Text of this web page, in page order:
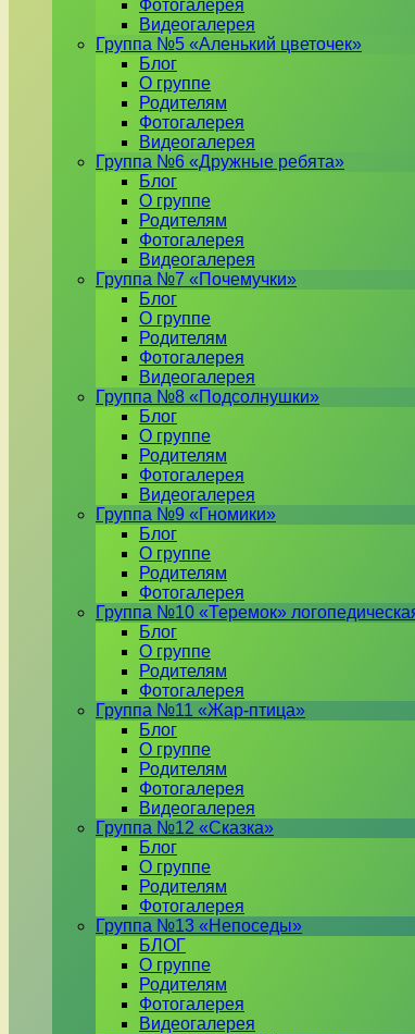
Фотогалерея
Видеогалерея
Группа №5 «Аленький цветочек»
Блог
О группе
Родителям
Фотогалерея
Видеогалерея
Группа №6 «Дружные ребята»
Блог
О группе
Родителям
Фотогалерея
Видеогалерея
Группа №7 «Почемучки»
Блог
О группе
Родителям
Фотогалерея
Видеогалерея
Группа №8 «Подсолнушки»
Блог
О группе
Родителям
Фотогалерея
Видеогалерея
Группа №9 «Гномики»
Блог
О группе
Родителям
Фотогалерея
Группа №10 «Теремок»
Блог
О группе
Родителям
Фотогалерея
Группа №11 «Жар-птица»
Блог
О группе
Родителям
Фотогалерея
Видеогалерея
Группа №12 «Сказка»
Блог
О группе
Родителям
Фотогалерея
Группа №13 «Непоседы»
БЛОГ
О группе
Родителям
Фотогалерея
Видеогалерея